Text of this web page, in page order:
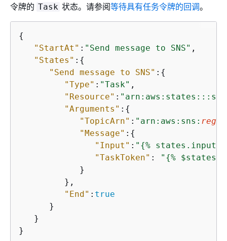
令牌的 Task 状态。请参阅等待具有任务令牌的回调。
{
"StartAt" : "Send message to SNS" ,
"States" : {
"Send message to SNS" : {
"Type" : "Task" ,
"Resource" :
"Arguments" : {
"TopicArn" : "arn:aws:sns:
"Message" : {
"Input" : " {%
"TaskToken" : " {%
            }
         },
"End" : true
      }
   }
}